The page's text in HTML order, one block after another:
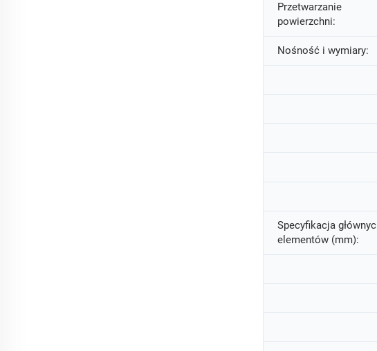
Przetwarzanie
powierzchni:
Nośność i wymiary:
Specyfikacja
elementów (mm):